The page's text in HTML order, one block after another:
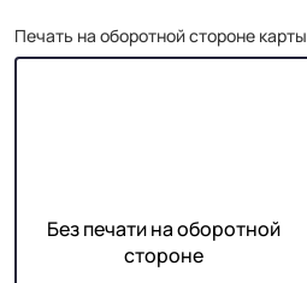
Печать на оборотной стороне карты
Без печати на оборотной
стороне